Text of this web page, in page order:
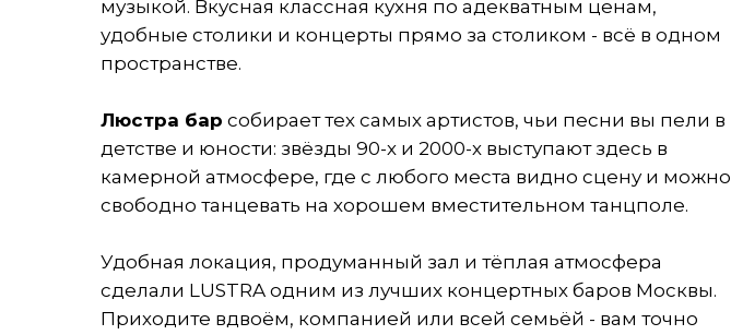
музыкой. Вкусная классная кухня по адекватным ценам,
удобные столики и концерты прямо за столиком - всё в одном
пространстве.
Люстра бар собирает тех самых артистов, чьи песни вы пели в
детстве и юности: звёзды 90-х и 2000-х выступают здесь в
камерной атмосфере, где с любого места видно сцену и можно
свободно танцевать на хорошем вместительном танцполе.
Удобная локация, продуманный зал и тёплая атмосфера
сделали LUSTRA одним из лучших концертных баров Москвы.
Приходите вдвоём, компанией или всей семьёй - вам точно